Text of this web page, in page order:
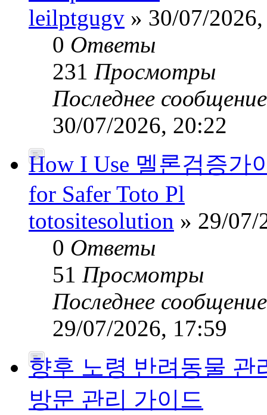
leilptgugv » 30/07/
0 Ответы
231 Просмотры
Последнее
30/07/2026, 20:22
How I Use 멜론검증가
for Safer Toto Pl
totositesolution » 29/07/
0 Ответы
51 Просмотры
Последнее
29/07/2026, 17:59
향후 노령 반려동물 관
방문 관리 가이드